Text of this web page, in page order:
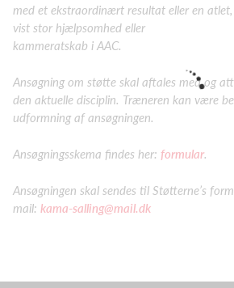
med et ekstraordinært resultat eller en
vist stor hjælpsomhed eller
kammeratskab i AAC.
Ansøgning om støtte skal aftales med og
den aktuelle disciplin. Træneren kan være
udformning af ansøgningen.
Ansøgningsskema findes her: formular
Ansøgningen skal sendes til Støtterne’s
mail: kama-salling@mail.dk